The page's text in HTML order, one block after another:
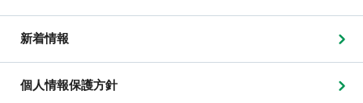
新着情報
個人情報保護方針